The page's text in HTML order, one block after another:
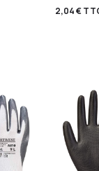
2,04€